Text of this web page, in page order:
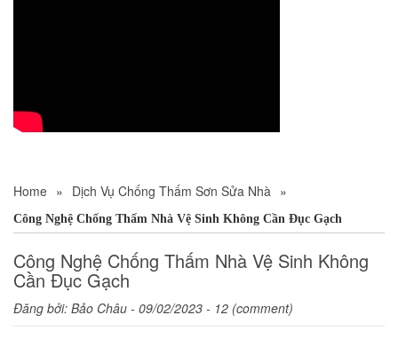
Home » Dịch Vụ Chống Thấm Sơn Sửa Nhà »
Công Nghệ Chống Thấm Nhà Vệ Sinh Không Cần Đục Gạch
Công Nghệ Chống Thấm Nhà Vệ Sinh Không
Cần Đục Gạch
Đăng bởi: Bảo Châu - 09/02/2023 - 12 (comment)